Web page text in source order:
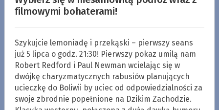
filmowymi bohaterami!
Szykujcie lemoniadę i przekąski – pierwszy seans
już 5 lipca o godz. 21:30! Pierwszy pokaz umilą nam
Robert Redford i Paul Newman wcielając się w
dwójkę charyzmatycznych rabusiów planujących
ucieczkę do Boliwii by uciec od odpowiedzialności za
swoje zbrodnie popełnione na Dzikim Zachodzie.